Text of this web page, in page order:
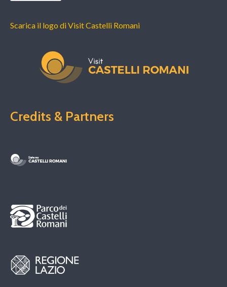
Scarica il logo di Visit Castelli Romani
Credits & Partners